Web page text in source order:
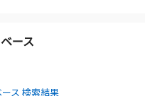
ース
ス 検索結果